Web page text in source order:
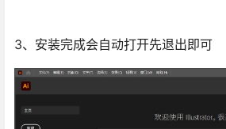
3、安装完成会自动打开先退出即可